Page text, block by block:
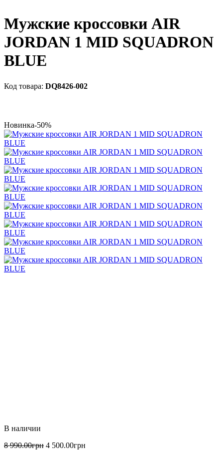
Мужские кроссовки AIR
JORDAN 1 MID SQUADRON
BLUE
DQ8426-002
Новинка-50%
8 990.00грн 4 500.00грн